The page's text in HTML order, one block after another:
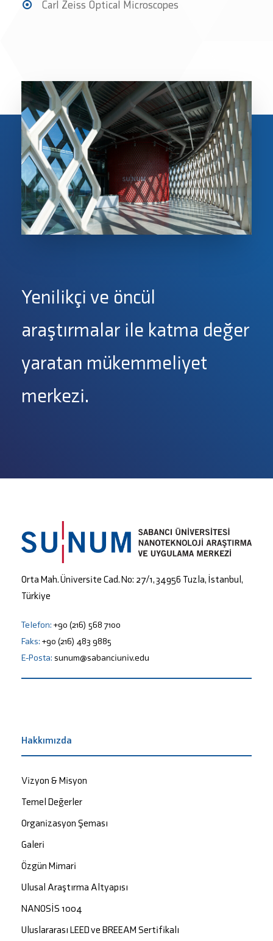
Carl Zeiss Optical Microscopes
Yenilikçi ve öncül
araştırmalar ile katma değer
yaratan mükemmeliyet
merkezi.
Orta Mah. Üniversite Cad. No: 27/1, 34956 Tuzla, İstanbul,
Türkiye
Telefon: +90 (216) 568 7100
Faks: +90 (216) 483 9885
E-Posta: sunum@sabanciuniv.edu
Hakkımızda
Vizyon & Misyon
Temel Değerler
Organizasyon Şeması
Galeri
Özgün Mimari
Ulusal Araştırma Altyapısı
NANOSİS 1004
Uluslararası LEED ve BREEAM Sertifikalı